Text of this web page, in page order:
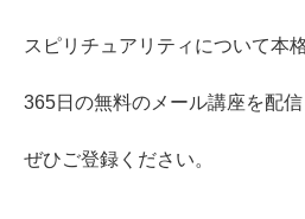
スピリチュアリティについて本
365日の無料のメール講座を配信
ぜひご登録ください。